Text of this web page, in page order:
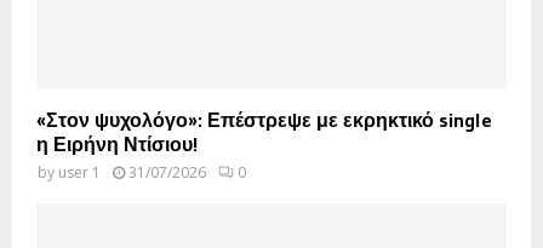
«Στον ψυχολόγο»: Επέστρεψε με εκρηκτικό single
η Ειρήνη Ντίσιου!
by user 1 31/07/2026 0